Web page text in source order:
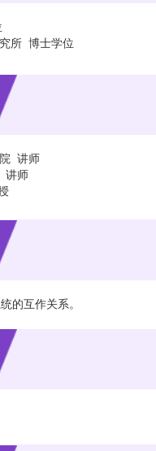
所 博士学位
讲师
讲师
的互作关系。